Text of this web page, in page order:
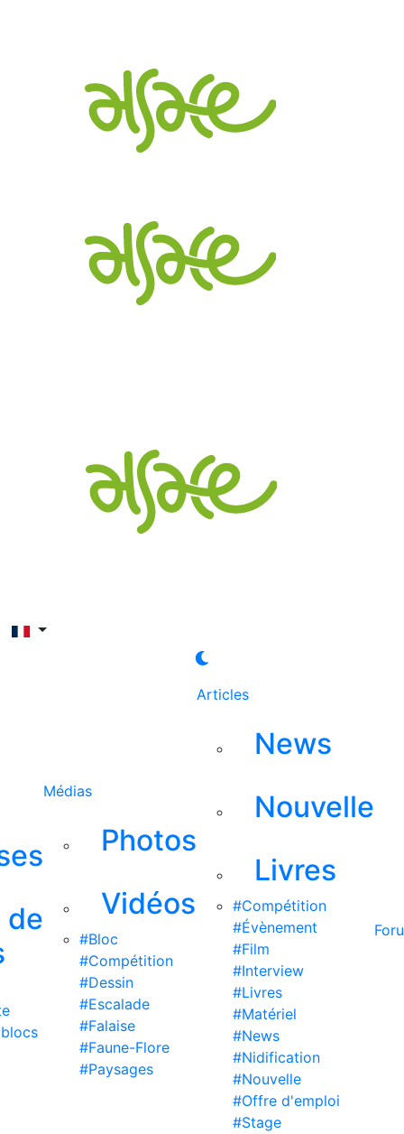
de
Médias
Photos
Vidéos
#Bloc
#Compétition
#Dessin
#Escalade
#Falaise
#Faune-Flore
#Paysages
Articles
News
Nouvelle
Livres
#Compétition
#Évènement
#Film
#Interview
#Livres
#Matériel
#News
#Nidification
#Nouvelle
#Offre d'emploi
#Stage